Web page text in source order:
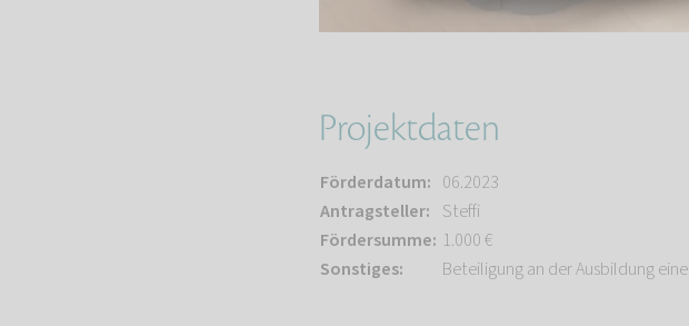
Projektdaten
Förderdatum: 06.2023
Antragsteller: Steffi
Fördersumme: 1.000 €
Sonstiges:
Beteiligung an der Ausbildung